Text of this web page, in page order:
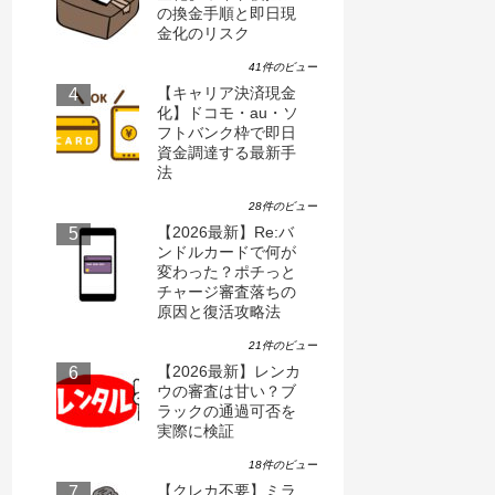
の換金手順と即日現
金化のリスク
41件のビュー
【キャリア決済現金
化】ドコモ・au・ソ
フトバンク枠で即日
資金調達する最新手
法
28件のビュー
【2026最新】Re:バ
ンドルカードで何が
変わった？ポチっと
チャージ審査落ちの
原因と復活攻略法
21件のビュー
【2026最新】レンカ
ウの審査は甘い？ブ
ラックの通過可否を
実際に検証
18件のビュー
【クレカ不要】ミラ